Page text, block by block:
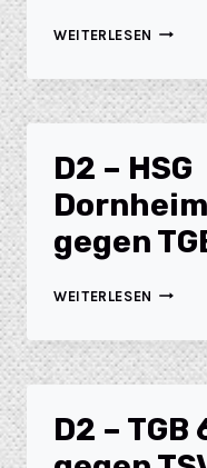
WEITERLESEN
D2 – HSG
gegen
WEITERLESEN
D2 –